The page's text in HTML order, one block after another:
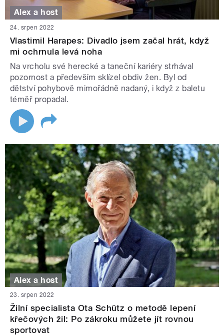
Alex a host
24. srpen 2022
Vlastimil Harapes: Divadlo jsem začal hrát, když
mi ochrnula levá noha
Na vrcholu své herecké a taneční kariéry strhával
pozornost a především sklízel obdiv žen. Byl od
dětství pohybově mimořádně nadaný, i když z baletu
téměř propadal.
Alex a host
23. srpen 2022
Žilní specialista Ota Schütz o metodě lepení
křečových žil: Po zákroku můžete jít rovnou
sportovat